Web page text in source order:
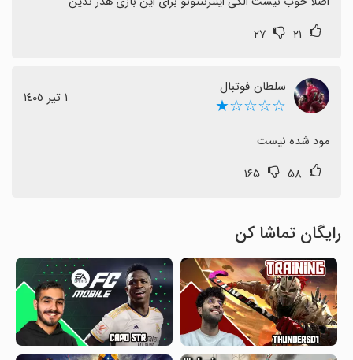
۲۱ ۲۷
سلطان فوتبال
☆☆☆☆★ ١ تیر ١٤٠٥
مود شده نیست
۵۸ ۱۶۵
رایگان تماشا کن